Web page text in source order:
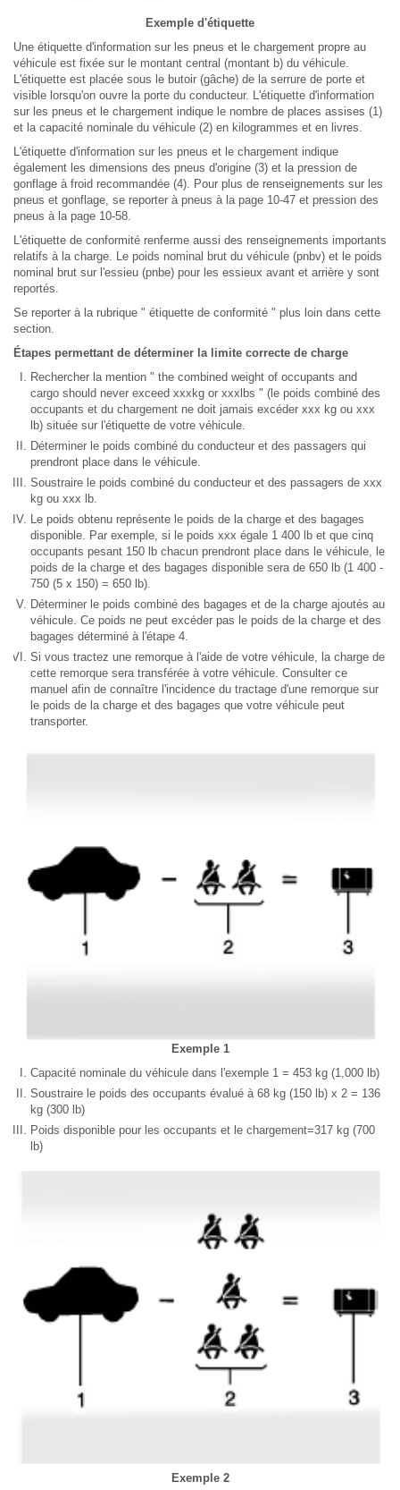
Exemple d'étiquette
Une étiquette d'information sur les pneus et le chargement propre au
véhicule est fixée sur le montant central (montant b) du véhicule.
L'étiquette est placée sous le butoir (gâche) de la serrure de porte et
visible lorsqu'on ouvre la porte du conducteur. L'étiquette d'information
sur les pneus et le chargement indique le nombre de places assises (1)
et la capacité nominale du véhicule (2) en kilogrammes et en livres.
L'étiquette d'information sur les pneus et le chargement indique
également les dimensions des pneus d'origine (3) et la pression de
gonflage à froid recommandée (4). Pour plus de renseignements sur les
pneus et gonflage, se reporter à pneus à la page 10-47 et pression des
pneus à la page 10-58.
L'étiquette de conformité renferme aussi des renseignements importants
relatifs à la charge. Le poids nominal brut du véhicule (pnbv) et le poids
nominal brut sur l'essieu (pnbe) pour les essieux avant et arrière y sont
reportés.
Se reporter à la rubrique " étiquette de conformité " plus loin dans cette
section.
Étapes permettant de déterminer la limite correcte de charge
Rechercher la mention " the combined weight of occupants and
cargo should never exceed xxxkg or xxxlbs " (le poids combiné des
occupants et du chargement ne doit jamais excéder xxx kg ou xxx
lb) située sur l'étiquette de votre véhicule.
Déterminer le poids combiné du conducteur et des passagers qui
prendront place dans le véhicule.
Soustraire le poids combiné du conducteur et des passagers de xxx
kg ou xxx lb.
Le poids obtenu représente le poids de la charge et des bagages
disponible. Par exemple, si le poids xxx égale 1 400 lb et que cinq
occupants pesant 150 lb chacun prendront place dans le véhicule, le
poids de la charge et des bagages disponible sera de 650 lb (1 400 -
750 (5 x 150) = 650 lb).
Déterminer le poids combiné des bagages et de la charge ajoutés au
véhicule. Ce poids ne peut excéder pas le poids de la charge et des
bagages déterminé à l'étape 4.
Si vous tractez une remorque à l'aide de votre véhicule, la charge de
cette remorque sera transférée à votre véhicule. Consulter ce
manuel afin de connaître l'incidence du tractage d'une remorque sur
le poids de la charge et des bagages que votre véhicule peut
transporter.
Exemple 1
Capacité nominale du véhicule dans l'exemple 1 = 453 kg (1,000 lb)
Soustraire le poids des occupants évalué à 68 kg (150 lb) x 2 = 136
kg (300 lb)
Poids disponible pour les occupants et le chargement=317 kg (700
lb)
Exemple 2